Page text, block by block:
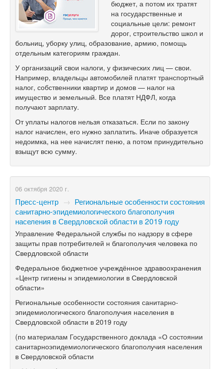
бюджет, а потом их тратят
на государственные и
социальные цели: ремонт
дорог, строительство школ и
больниц, уборку улиц, образование, армию, помощь
отдельным категориям граждан.
У организаций свои налоги, у физических лиц — свои.
Например, владельцы автомобилей платят транспортный
налог, собственники квартир и домов — налог на
имущество и земельный. Все платят НДФЛ, когда
получают зарплату.
От уплаты налогов нельзя отказаться. Если по закону
налог начислен, его нужно заплатить. Иначе образуется
недоимка, на нее начислят пеню, а потом принудительно
взыщут всю сумму.
06 октября 2020 г.
Пресс-центр → Региональные особенности состояния
санитарно-эпидемиологического благополучия
населения в Свердловской области в 2019 году
Управление Федеральной службы по надзору в сфере
защиты прав потребителей н благополучия человека по
Свердловской области
Федеральное бюджетное учреждённое здравоохранения
«Центр гигиены н эпидемиологии в Свердловской
области»
Региональные особенности состояния санитарно-
эпидемиологического благополучия населения в
Свердловской области в 2019 году
(по материалам Государственного доклада «О состоянии
санитарноэпидемиологического благополучия населения
в Свердловской области